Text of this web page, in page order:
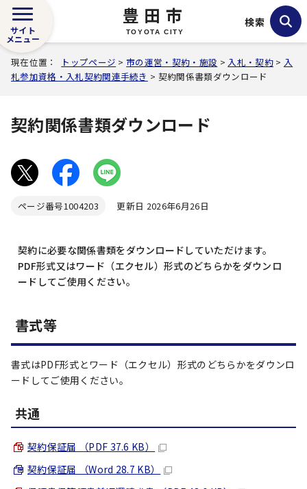
豊田市
TOYOTA CITY
サイト
メニュー
検索
現在位置： トップページ >市の運営・契約・施設 > 入札・契約> 入
札参加資格・入札契約関連手続き > 契約関係書類ダウンロード
契約関係書類ダウンロード
ページ番号1004203 更新日 2026年6月26日
契約に必要な関係書類をダウンロードしていただけます。
PDF形式又はワード（エクセル）形式のどちらかをダウンロ
ードしてご使用ください。
書式等
書式はPDF形式とワード（エクセル）形式のどちらかをダウンロ
ードしてご使用ください。
共通
契約保証届 （PDF 37.6 KB）
契約保証届 （Word 28.7 KB）